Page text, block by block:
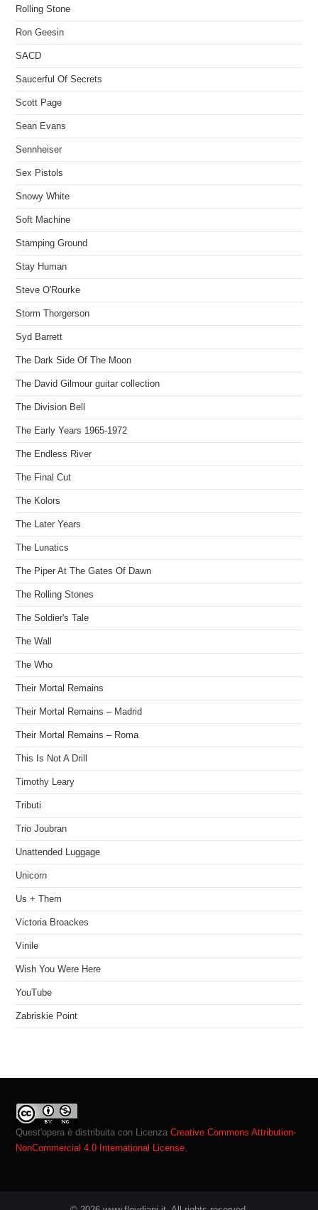
Rolling Stone
Ron Geesin
SACD
Saucerful Of Secrets
Scott Page
Sean Evans
Sennheiser
Sex Pistols
Snowy White
Soft Machine
Stamping Ground
Stay Human
Steve O'Rourke
Storm Thorgerson
Syd Barrett
The Dark Side Of The Moon
The David Gilmour guitar collection
The Division Bell
The Early Years 1965-1972
The Endless River
The Final Cut
The Kolors
The Later Years
The Lunatics
The Piper At The Gates Of Dawn
The Rolling Stones
The Soldier's Tale
The Wall
The Who
Their Mortal Remains
Their Mortal Remains – Madrid
Their Mortal Remains – Roma
This Is Not A Drill
Timothy Leary
Tributi
Trio Joubran
Unattended Luggage
Unicorn
Us + Them
Victoria Broackes
Vinile
Wish You Were Here
YouTube
Zabriskie Point
Quest'opera è distribuita con LicenzaCreative Commons Attribution-
NonCommercial 4.0 International License.